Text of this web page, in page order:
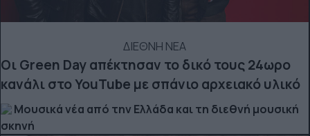
ΔΙΕΘΝΗ ΝΕΑ
Οι Green Day απέκτησαν το δικό τους 24ωρο
κανάλι στο YouTube με σπάνιο αρχειακό υλικό
Μουσικά νέα από την Ελλάδα και τη διεθνή μουσική
σκηνή